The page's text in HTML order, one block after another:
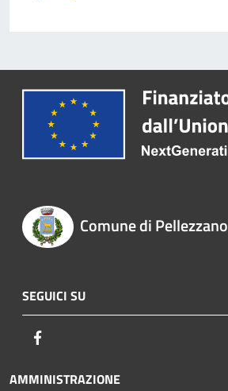
Comune di Pellezzano
SEGUICI SU
AMMINISTRAZIONE